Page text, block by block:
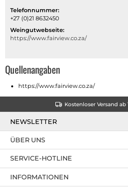
Telefonnummer:
+27 (0)21 8632450
Weingutwebseite:
https://www.fairview.co.za/
Quellenangaben
https://www.fairview.co.za/
Kostenloser Versand ab
NEWSLETTER
SERVICE-HOTLINE
ÜBER UNS
INFORMATIONEN